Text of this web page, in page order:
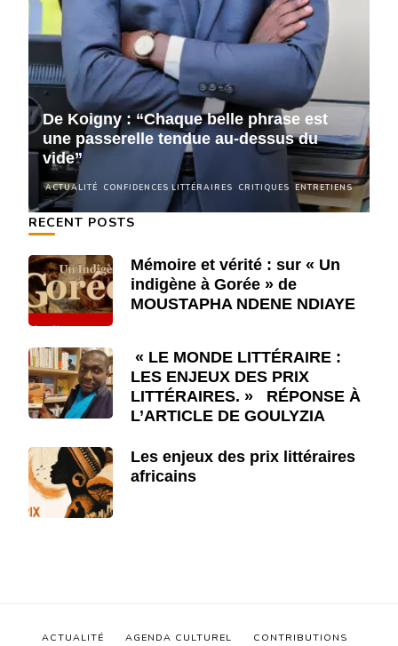
ACTUALITÉ CONFIDENCES LITTÉRAIRES CRITIQUES ENTRETIENS
De Koigny : “Chaque belle phrase est
une passerelle tendue au-dessus du
vide”
RECENT POSTS
Mémoire et vérité : sur « Un
indigène à Gorée » de
MOUSTAPHA NDENE NDIAYE
« LE MONDE LITTÉRAIRE :
LES ENJEUX DES PRIX
LITTÉRAIRES. » RÉPONSE À
L’ARTICLE DE GOULYZIA
Les enjeux des prix littéraires
africains
ACTUALITÉ AGENDA CULTUREL CONTRIBUTIONS